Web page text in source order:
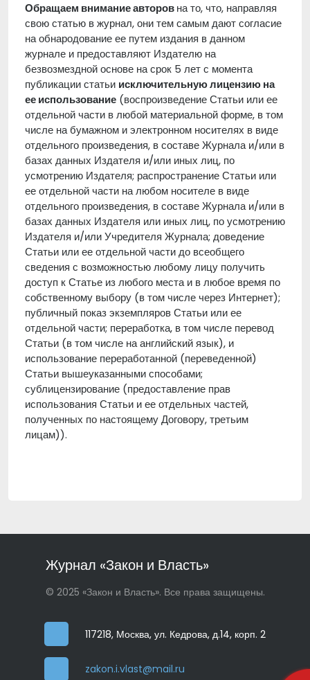
Обращаем внимание авторовна то, что, направляя
свою статью в журнал, они тем самым дают согласие
на обнародование ее путем издания в данном
журнале и предоставляют Издателю на
безвозмездной основе на срок 5 лет с момента
публикации статьи исключительную лицензию на
ее использование (воспроизведение Статьи или ее
отдельной части в любой материальной форме, в том
числе на бумажном и электронном носителях в виде
отдельного произведения, в составе Журнала и/или в
базах данных Издателя и/или иных лиц, по
усмотрению Издателя; распространение Статьи или
ее отдельной части на любом носителе в виде
отдельного произведения, в составе Журнала и/или в
базах данных Издателя или иных лиц, по усмотрению
Издателя и/или Учредителя Журнала; доведение
Статьи или ее отдельной части до всеобщего
сведения с возможностью любому лицу получить
доступ к Статье из любого места и в любое время по
собственному выбору (в том числе через Интернет);
публичный показ экземпляров Статьи или ее
отдельной части; переработка, в том числе перевод
Статьи (в том числе на английский язык), и
использование переработанной (переведенной)
Статьи вышеуказанными способами;
сублицензирование (предоставление прав
использования Статьи и ее отдельных частей,
полученных по настоящему Договору, третьим
лицам)).
Журнал «Закон и Власть»
© 2025 «Закон и Власть». Все права защищены.
117218, Москва, ул. Кедрова, д.14, корп. 2
zakon.i.vlast@mail.ru